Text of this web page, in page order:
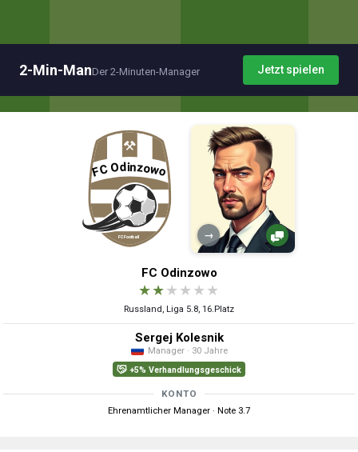
2-Min-ManDer 2-Minuten-Manager Jetzt spielen
→
FC Odinzowo
★★★ ★ ★ ★
Russland, Liga 5.8, 16.Platz
Sergej Kolesnik
Manager · 30 Jahre
+5% Verhandlungsgeschick
KONTO
Ehrenamtlicher Manager · Note 3.7